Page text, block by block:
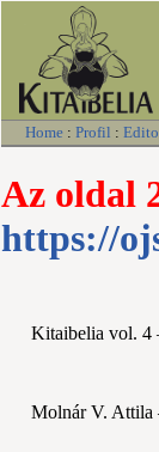
Home : Profil :
Az oldal
https://
Kitaibelia vol. 4
Molnár V. Attila